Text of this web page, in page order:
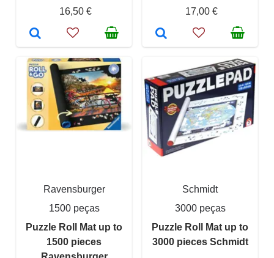
16,50 €
17,00 €
Ravensburger
1500 peças
Puzzle Roll Mat up to
1500 pieces
Schmidt
3000 peças
Puzzle Roll Mat up to
3000 pieces Schmidt